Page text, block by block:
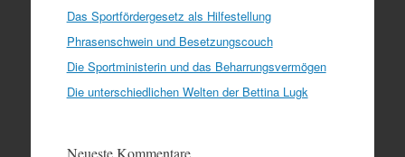
Das Sportfördergesetz als Hilfestellung
Phrasenschwein und Besetzungscouch
Die Sportministerin und das Beharrungsvermögen
Die unterschiedlichen Welten der Bettina Lugk
Neueste Kommentare